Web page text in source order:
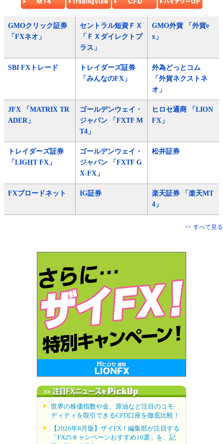
GMOクリック証券
「FXネオ」
セントラル短資ＦＸ
「ＦＸダイレクトプ
ラス」
GMO外貨 「外貨e
x」
SBI FXトレード
トレイダーズ証券
「みんなのFX」
外為どっとコム
「外貨ネクストネ
オ」
JFX 「MATRIX TR
ADER」
ゴールデンウェイ・
ジャパン 「FXTF M
T4」
ヒロセ通商 「LION
FX」
トレイダーズ証券
「LIGHT FX」
ゴールデンウェイ・
ジャパン 「FXTF G
X-FX」
松井証券
FXブロードネット IG証券
楽天証券 「楽天MT
4」
>> すべて見る
世界の株価指数や金、原油など注目のコモ
ディティを取引できるCFD口座を徹底比較！
【2026年8月版】ザイFX！編集部が注目する
「FXのキャンペーンおすすめ10選」を、記